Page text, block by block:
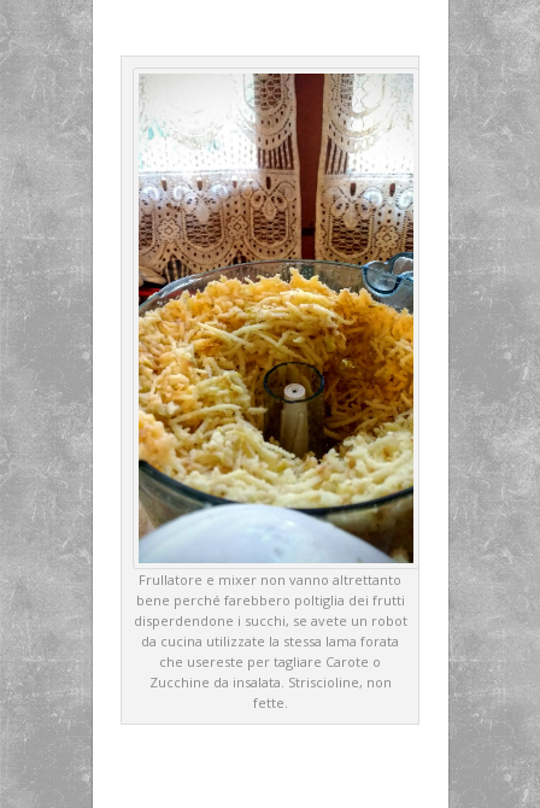
Frullatore e mixer non vanno altrettanto
bene perché farebbero poltiglia dei frutti
disperdendone i succhi, se avete un robot
da cucina utilizzate la stessa lama forata
che usereste per tagliare Carote o
Zucchine da insalata. Striscioline, non
fette.